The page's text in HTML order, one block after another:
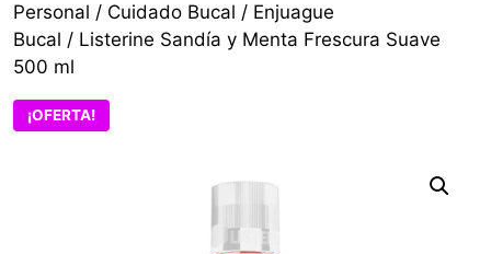
Personal / Cuidado Bucal / Enjuague
Bucal / Listerine Sandía y Menta Frescura Suave
500 ml
¡OFERTA!